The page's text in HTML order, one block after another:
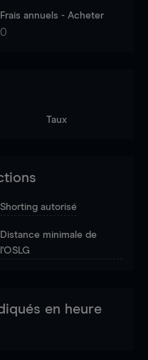
Frais annuels - Acheter
0
Taux
Shorting autorisé
Distance minimale de
l'OSLG
en heure